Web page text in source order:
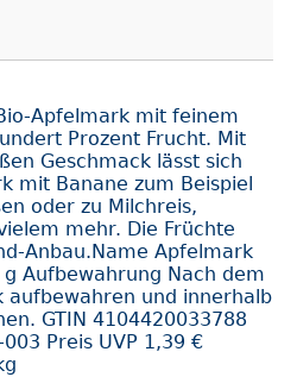
Apfelmark mit feinem
Prozent Frucht. Mit
Geschmack lässt sich
mit Banane zum Beispiel
oder zu Milchreis,
mehr. Die Früchte
Anbau.Name Apfelmark
Aufbewahrung Nach dem
aufbewahren und innerhalb
GTIN 4104420033788
Preis UVP 1,39 €